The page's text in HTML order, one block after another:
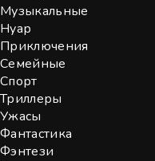
Музыкальные
Нуар
Приключения
Семейные
Спорт
Триллеры
Ужасы
Фантастика
Фэнтези